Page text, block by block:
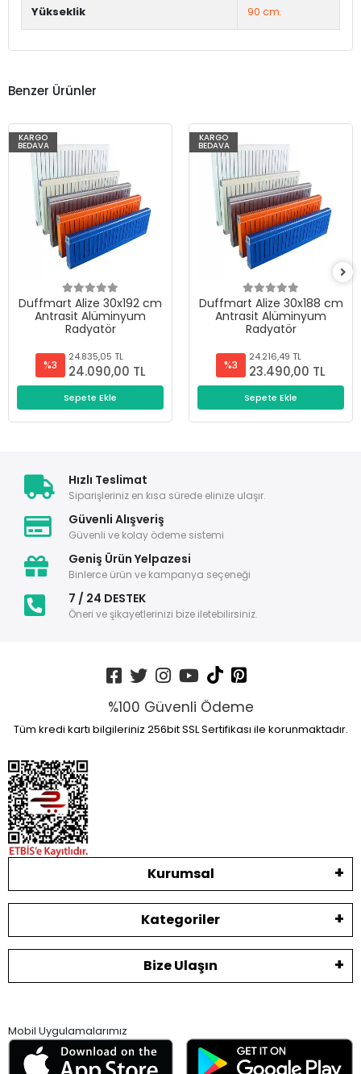
Yükseklik 90 cm.
Benzer Ürünler
KARGO
BEDAVA
Duffmart Alize 30x192 cm
Antrasit Alüminyum
Radyatör
%3
24.835,05 TL
24.090,00 TL
Sepete Ekle
KARGO
BEDAVA
Duffmart Alize 30x188 cm
Antrasit Alüminyum
Radyatör
%3
24.216,49 TL
23.490,00 TL
Sepete Ekle
Hızlı Teslimat
Siparişleriniz en kısa sürede elinize ulaşır.
Güvenli Alışveriş
Güvenli ve kolay ödeme sistemi
Geniş Ürün Yelpazesi
Binlerce ürün ve kampanya seçeneği
7 / 24 DESTEK
Öneri ve şikayetlerinizi bize iletebilirsiniz.
%100 Güvenli Ödeme
Tüm kredi kartı bilgileriniz 256bit SSL Sertifikası ile korunmaktadır.
Kurumsal
Kategoriler
Bize Ulaşın
Mobil Uygulamalarımız